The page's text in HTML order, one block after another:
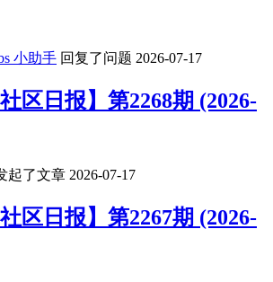
小助手 回复了问题 2026-07-17
社区日报】第2268期 (2026-
起了文章 2026-07-17
社区日报】第2267期 (2026-